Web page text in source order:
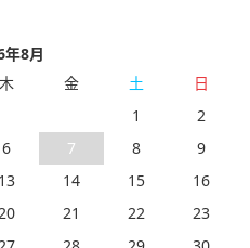
年8月
木 金 土
日
1
2
6 7 8
9
13 14 15
16
21 22
23